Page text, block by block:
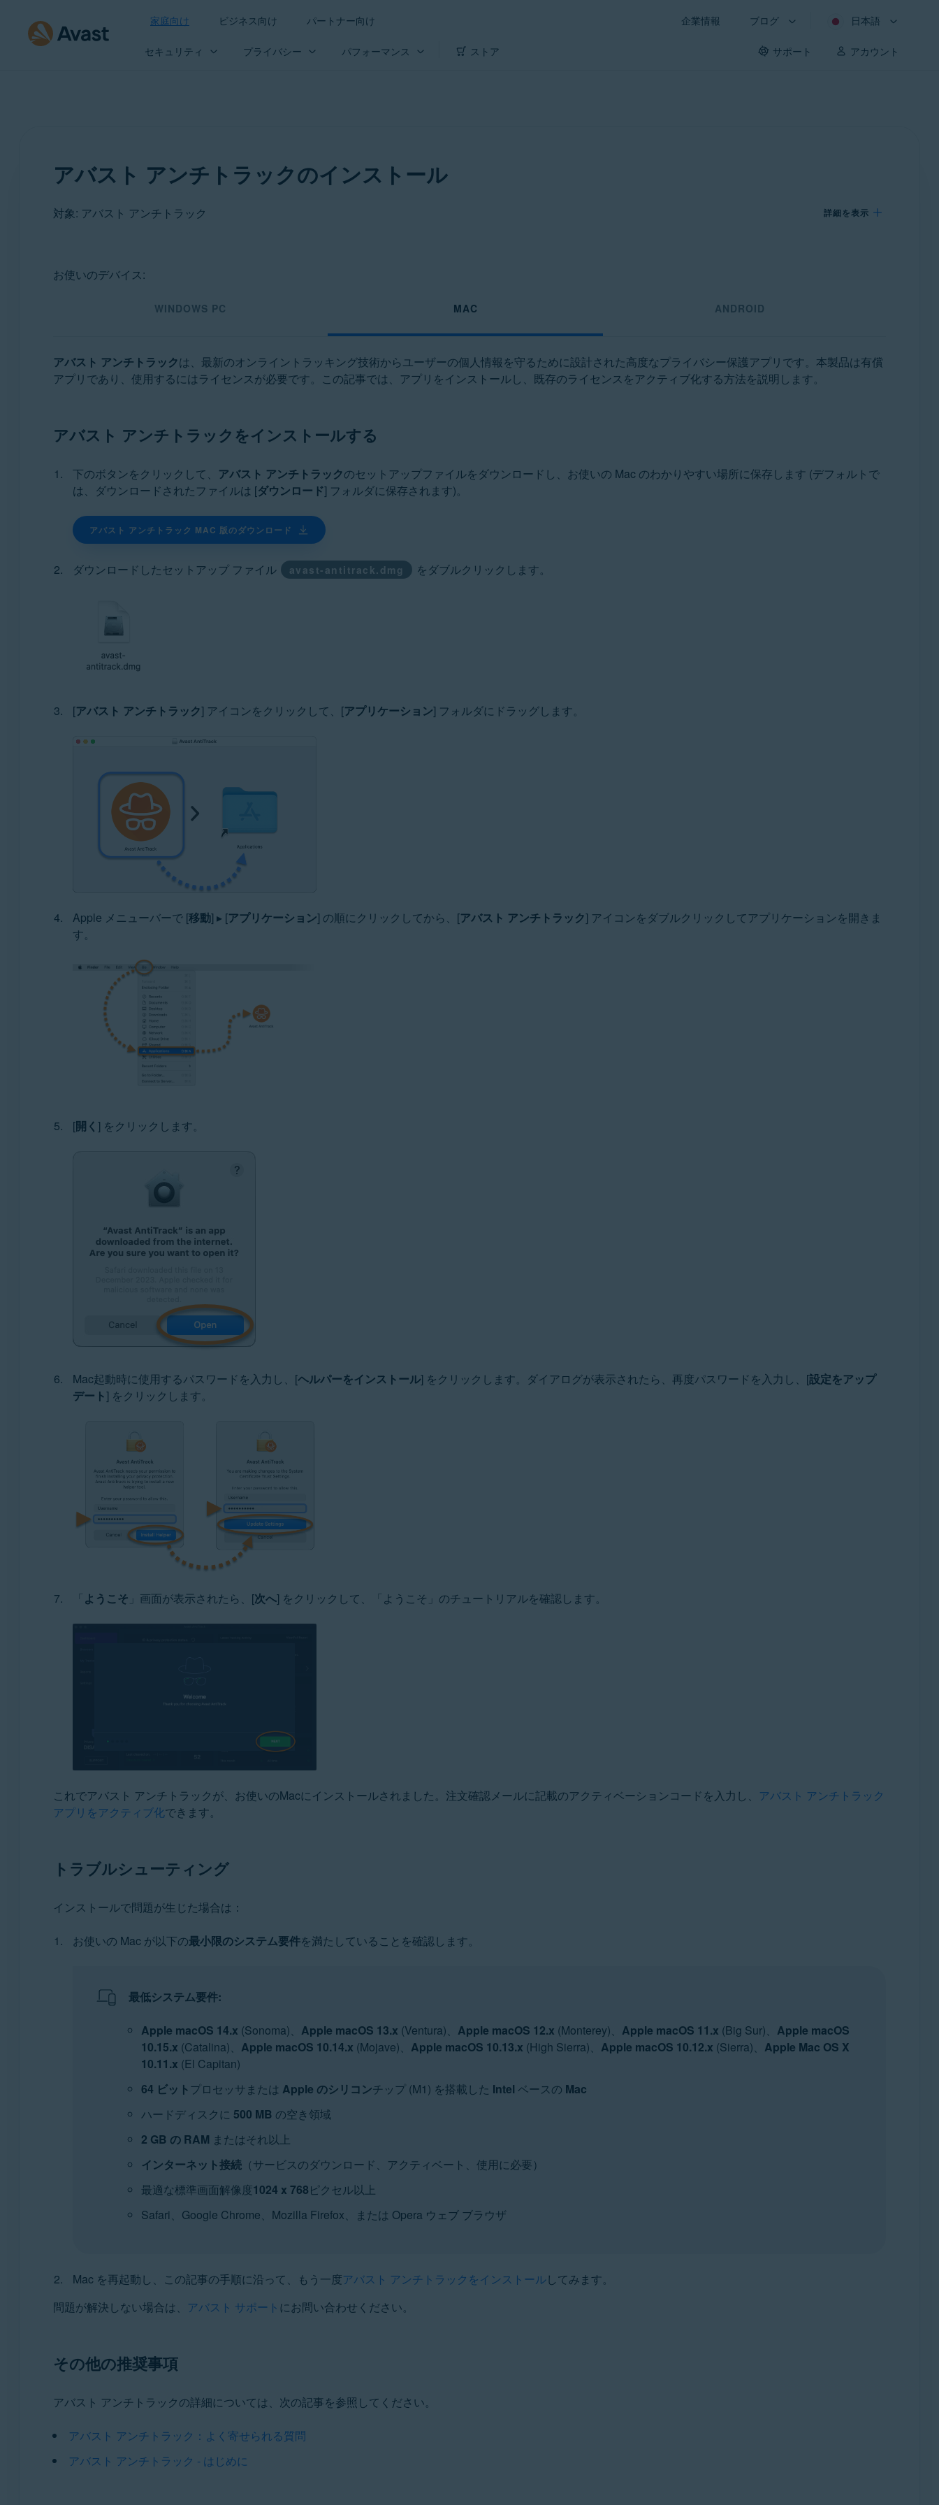
家庭向け ビジネス向け パートナー向け 企業情報 ブログ 日本語
セキュリティ プライバシー パフォーマンス ストア サポート アカウント
アバスト アンチトラックのインストール
対象: アバスト アンチトラック 詳細を表示
製品:
お使いのデバイス:
WINDOWS PC MAC ANDROID
アバスト アンチトラックは、最新のオンライントラッキング技術からユーザーの個人情報を守るために設計された高度なプライバシー保護アプリです。本製品は有償
アプリであり、使用するにはライセンスが必要です。この記事では、アプリをインストールし、既存のライセンスをアクティブ化する方法を説明します。
アバスト アンチトラックをインストールする
下のボタンをクリックして、 アバスト アンチトラックのセットアップファイルをダウンロードし、お使いの Mac のわかりやすい場所に保存します (デフォルトで
は、ダウンロードされたファイルは [ダウンロード] フォルダに保存されます)。
アバスト アンチトラック MAC 版のダウンロード
ダウンロードしたセットアップ ファイル avast-antitrack.dmg をダブルクリックします。
[アバスト アンチトラック] アイコンをクリックして、[アプリケーション] フォルダにドラッグします。
Apple メニューバーで [移動] ▸ [アプリケーション] の順にクリックしてから、[アバスト アンチトラック] アイコンをダブルクリックしてアプリケーションを開きま
す。
[開く ] をクリックします。
Mac起動時に使用するパスワードを入力し、[ヘルパーをインストール] をクリックします。ダイアログが表示されたら、再度パスワードを入力し、[設定をアップ
デート] をクリックします。
「ようこそ 」画面が表示されたら、[次へ] をクリックして、「ようこそ」のチュートリアルを確認します。
これでアバスト アンチトラックが、お使いのMacにインストールされました。注文確認メールに記載のアクティベーションコードを入力し、 アバスト アンチトラック
アプリをアクティブ化できます。
トラブルシューティング
インストールで問題が生じた場合は：
お使いの Mac が以下の最小限のシステム要件を満たしていることを確認します。
最低システム要件:
Apple macOS 14.x (Sonoma)、 Apple macOS 13.x (Ventura)、 Apple macOS 12.x (Monterey)、 Apple macOS 11.x (Big Sur)、 Apple macOS
10.15.x (Catalina)、 Apple macOS 10.14.x (Mojave)、 Apple macOS 10.13.x (High Sierra)、 Apple macOS 10.12.x (Sierra)、 Apple Mac OS X
10.11.x (El Capitan)
64 ビットプロセッサまたは Apple のシリコンチップ (M1) を搭載した Intel ベースの Mac
ハードディスクに 500 MB の空き領域
2 GB の RAM またはそれ以上
インターネット接続（サービスのダウンロード、アクティベート、使用に必要）
最適な標準画面解像度1024 x 768ピクセル以上
Safari、Google Chrome、Mozilla Firefox、または Opera ウェブ ブラウザ
Mac を再起動し、この記事の手順に沿って、もう一度アバスト アンチトラックをインストールしてみます。
問題が解決しない場合は、 アバスト サポート にお問い合わせください。
その他の推奨事項
アバスト アンチトラックの詳細については、次の記事を参照してください。
アバスト アンチトラック：よく寄せられる質問
アバスト アンチトラック - はじめに